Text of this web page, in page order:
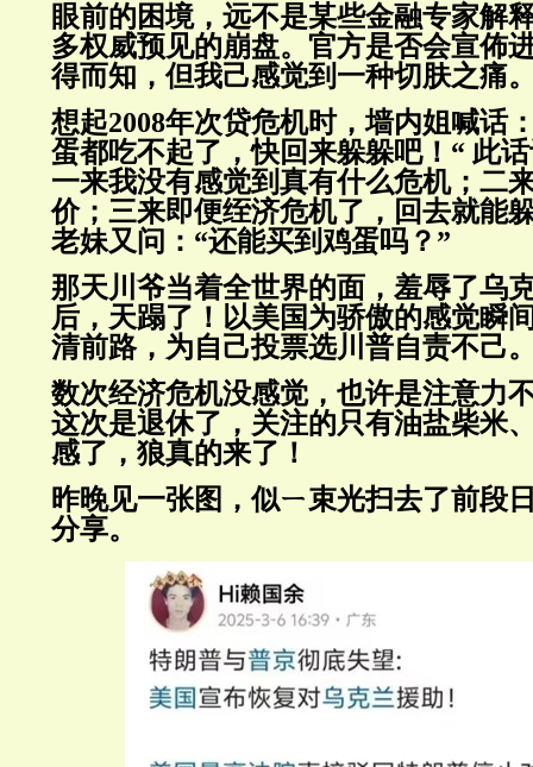
眼前的困境，远不是某些金融专家解
多权威预见的崩盘。官方是否会宣佈
得而知，但我己感觉到一种切肤之痛
想起2008年次贷危机时，墙内姐喊话
蛋都吃不起了，快回来躲躲吧！“ 此
一来我没有感觉到真有什么危机；二
价；三来即便绖济危机了，回去就能
老妹又问：“还能买到鸡蛋吗？”
那天川爷当着全世界的面，羞辱了乌
后，天蹋了！以美国为骄傲的感觉瞬
清前路，为自己投票选川普自责不己
数次经济危机没感觉，也许是注意力
这次是退休了，关注的只有油盐柴米
感了，狼真的来了！
昨晚见一张图，似ㄧ束光扫去了前段
分享。